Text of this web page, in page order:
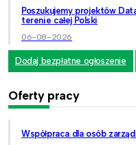
Poszukujemy projektów
terenie całej Polski
06-08-2026
Dodaj bezpłatne ogłoszenie
Oferty pracy
Współpraca dla osób